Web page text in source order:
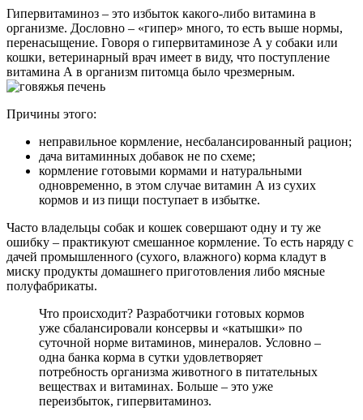
Гипервитаминоз – это избыток какого-либо витамина в
организме. Дословно – «гипер» много, то есть выше нормы,
перенасыщение. Говоря о гипервитаминозе А у собаки или
кошки, ветеринарный врач имеет в виду, что поступление
витамина А в организм питомца было чрезмерным.
Причины этого:
неправильное кормление, несбалансированный рацион;
дача витаминных добавок не по схеме;
кормление готовыми кормами и натуральными
одновременно, в этом случае витамин А из сухих
кормов и из пищи поступает в избытке.
Часто владельцы собак и кошек совершают одну и ту же
ошибку – практикуют смешанное кормление. То есть наряду с
дачей промышленного (сухого, влажного) корма кладут в
миску продукты домашнего приготовления либо мясные
полуфабрикаты.
Что происходит? Разработчики готовых кормов
уже сбалансировали консервы и «катышки» по
суточной норме витаминов, минералов. Условно –
одна банка корма в сутки удовлетворяет
потребность организма животного в питательных
веществах и витаминах. Больше – это уже
переизбыток, гипервитаминоз.